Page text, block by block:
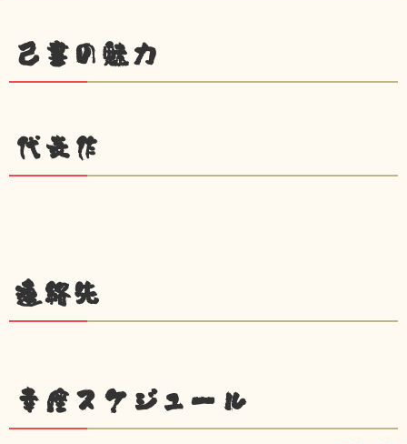
己書の魅力
代表作
連絡先
幸座スケジュール